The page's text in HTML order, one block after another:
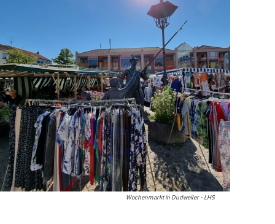
Wochenmarkt in Dudweiler - LHS